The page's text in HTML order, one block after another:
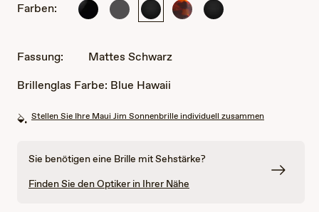
Farben:
GlänzendMattes, Mattes DunklesMattes
Fassung:
Mattes Schwarz
Brillenglas Farbe: Blue Hawaii
Stellen Sie Ihre Maui Jim Sonnenbrille individuell zusammen
Sie benötigen eine Brille mit Sehstärke?
Finden Sie den Optiker in Ihrer Nähe